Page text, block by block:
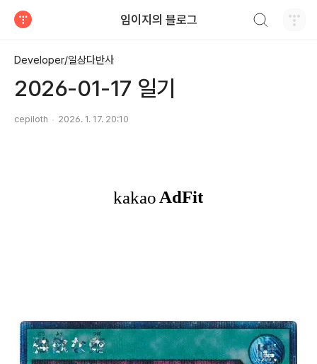
임이지의 블로그
Developer/일상다반사
2026-01-17 일기
cepiloth 2026. 1. 17. 20:10